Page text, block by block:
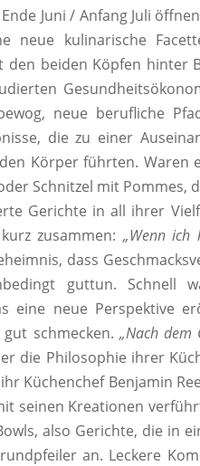
Juni / Anfang Juli
neue kulinarische
den beiden Köpfen hinter
neue berufliche
die zu einer
Körper führten. Waren
Schnitzel mit Pommes,
Gerichte in all ihrer
zusammen: „Wenn ich
dass
guttun. Schnell
eine neue Perspektive
schmecken. „Nach dem
die Philosophie ihrer
Küchenchef Benjamin
seinen Kreationen
also Gerichte, die in
an. Leckere